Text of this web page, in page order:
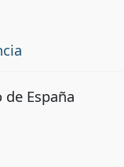
España